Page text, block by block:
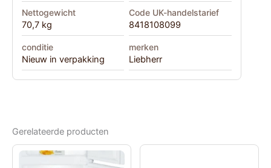
Nettogewicht
70,7 kg
Code UK-handelstarief
8418108099
conditie
Nieuw in verpakking
merken
Liebherr
Gerelateerde producten